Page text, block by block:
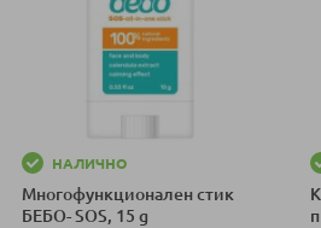
НАЛИЧНО
Многофункционален стик
БЕБО- SOS, 15 g